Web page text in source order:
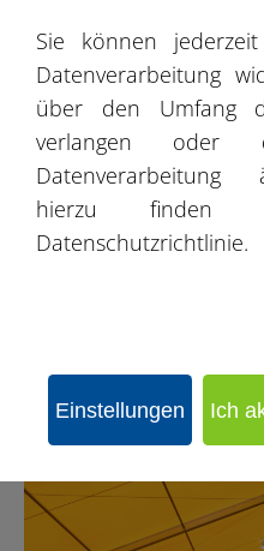
Sie können
Datenverarbeitung
über den Umfang
verlangen oder
Datenverarbeitung
hierzu finden
Datenschutzrichtlinie.
Einstellungen Ich